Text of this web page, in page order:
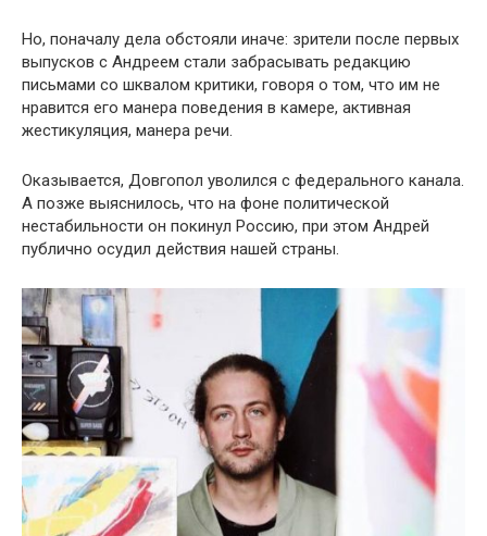
Но, поначалу дела обстояли иначе: зрители после первых
выпусков с Андреем стали забрасывать редакцию
письмами со шквалом критики, говоря о том, что им не
нравится его манера поведения в камере, активная
жестикуляция, манера речи.
Оказывается, Довгопол уволился с федерального канала.
А позже выяснилось, что на фоне политической
нестабильности он покинул Россию, при этом Андрей
публично осудил действия нашей страны.